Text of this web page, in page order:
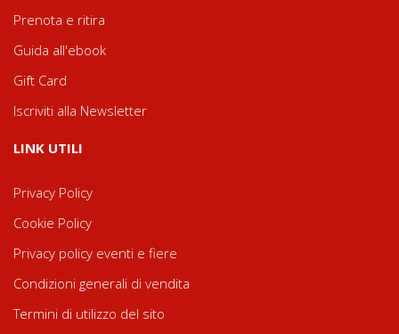
Prenota e ritira
Guida all'ebook
Gift Card
Iscriviti alla Newsletter
LINK UTILI
Privacy Policy
Cookie Policy
Privacy policy eventi e fiere
Condizioni generali di vendita
Termini di utilizzo del sito